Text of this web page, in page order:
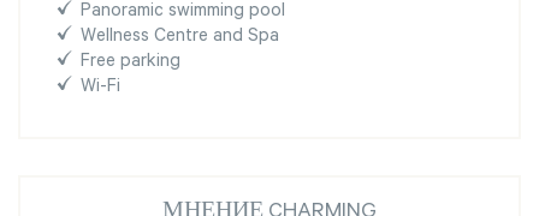
Panoramic swimming pool
Wellness Centre and Spa
Free parking
Wi-Fi